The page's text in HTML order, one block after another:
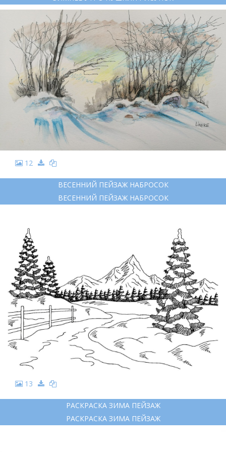
12
ВЕСЕННИЙ ПЕЙЗАЖ НАБРОСОК
ВЕСЕННИЙ ПЕЙЗАЖ НАБРОСОК
13
РАСКРАСКА ЗИМА ПЕЙЗАЖ
РАСКРАСКА ЗИМА ПЕЙЗАЖ